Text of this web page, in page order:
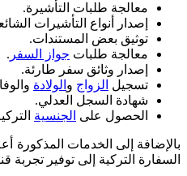
معالجة طلبات التأشيرة.
إصدار أنواع التأشيرات
توثيق بعض المستندات.
معالجة طلبات جواز السفر .
إصدار وثائق سفر طارئة.
تسجيل الزواج و الولادة
شهادة السجل العدلي.
الحصول على الجنسية
بالإضافة إلى الخدمات المذكورة
السفارة التركية إلى توفير تجربة